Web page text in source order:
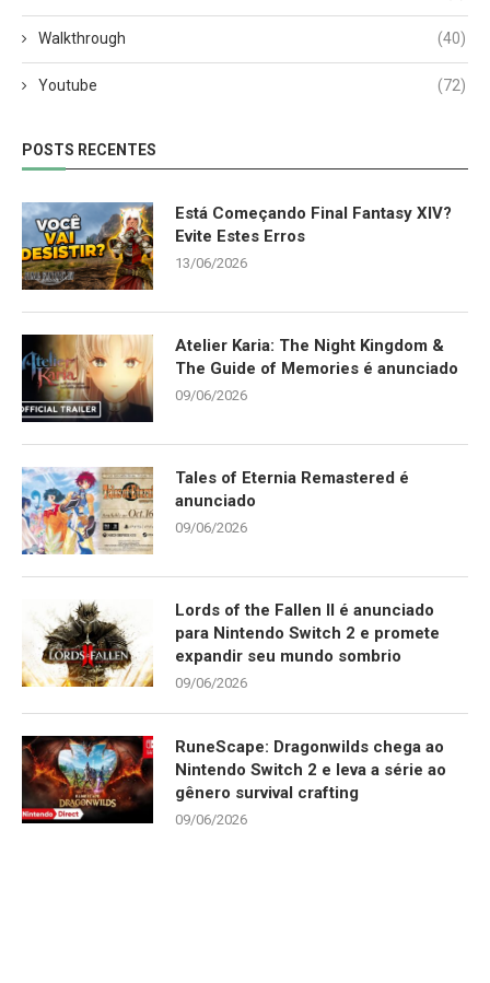
Walkthrough (40)
Youtube (72)
POSTS RECENTES
Está Começando Final Fantasy XIV?
Evite Estes Erros
13/06/2026
Atelier Karia: The Night Kingdom &
The Guide of Memories é anunciado
09/06/2026
Tales of Eternia Remastered é
anunciado
09/06/2026
Lords of the Fallen II é anunciado
para Nintendo Switch 2 e promete
expandir seu mundo sombrio
09/06/2026
RuneScape: Dragonwilds chega ao
Nintendo Switch 2 e leva a série ao
gênero survival crafting
09/06/2026